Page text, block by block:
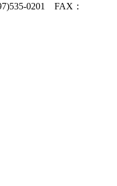
0201 FAX：